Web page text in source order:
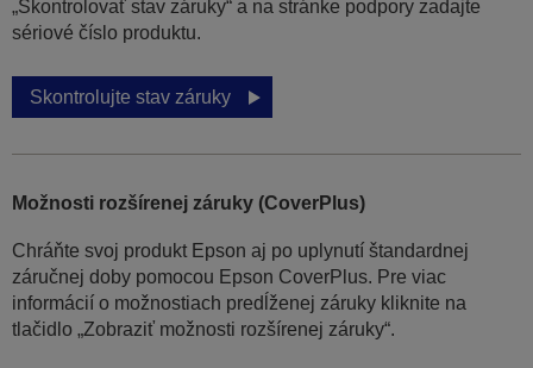
„Skontrolovať stav záruky“ a na stránke podpory zadajte
sériové číslo produktu.
Skontrolujte stav záruky
Možnosti rozšírenej záruky (CoverPlus)
Chráňte svoj produkt Epson aj po uplynutí štandardnej
záručnej doby pomocou Epson CoverPlus. Pre viac
informácií o možnostiach predĺženej záruky kliknite na
tlačidlo „Zobraziť možnosti rozšírenej záruky“.